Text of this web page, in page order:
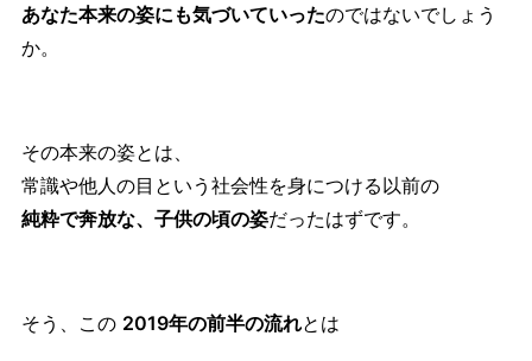
あなた本来の姿にも気づいていったのではないでしょう
か。
その本来の姿とは、
常識や他人の目という社会性を身につける以前の
純粋で奔放な、子供の頃の姿だったはずです。
そう、この 2019年の前半の流れとは